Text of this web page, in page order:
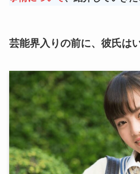
芸能界入りの前に、彼氏は